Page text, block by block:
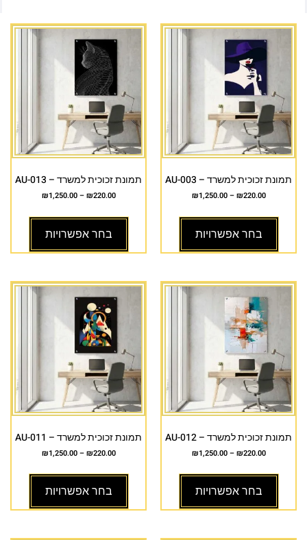
תמונת זכוכית למשרד – AU-003
₪220.00
–
₪1,250.00
בחר אפשרויות
תמונת זכוכית למשרד – AU-013
₪220.00
–
₪1,250.00
בחר אפשרויות
תמונת זכוכית למשרד – AU-012
₪220.00
–
₪1,250.00
בחר אפשרויות
תמונת זכוכית למשרד – AU-011
₪220.00
–
₪1,250.00
בחר אפשרויות